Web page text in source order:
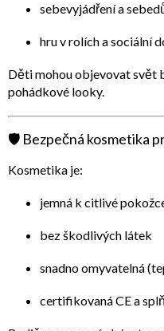
sebevyjádření a
hru v rolích a sociální
Děti mohou objevovat svět
pohádkové looky.
🛡️ Bezpečná kosmetika
Kosmetika je:
jemná k citlivé
bez škodlivých látek
snadno omyvatelná
certifikovanáCEa